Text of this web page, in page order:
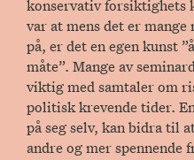
konservativ forsiktighets
var at mens det er
på, er det en egen kunst
måte”. Mange av
viktig med samtaler om
politisk krevende tider.
på seg selv, kan bidra til
andre og mer spennende